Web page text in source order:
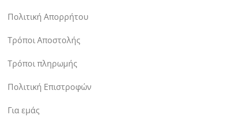
Πολιτική Απορρήτου
Τρόποι Αποστολής
Τρόποι πληρωμής
Πολιτική Επιστροφών
Για εμάς